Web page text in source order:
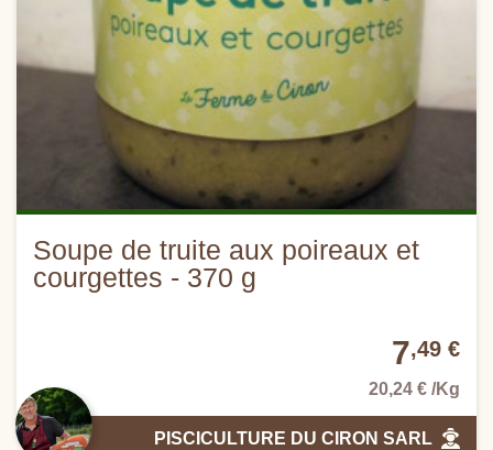
Soupe de truite aux poireaux et
courgettes - 370 g
7,49 €
20,24 € /Kg
PISCICULTURE DU CIRON SARL